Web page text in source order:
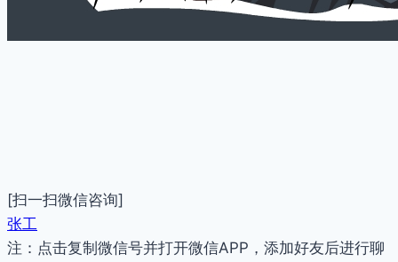
[扫一扫微信咨询]
张工
注：点击复制微信号并打开微信APP，添加好友后进行聊